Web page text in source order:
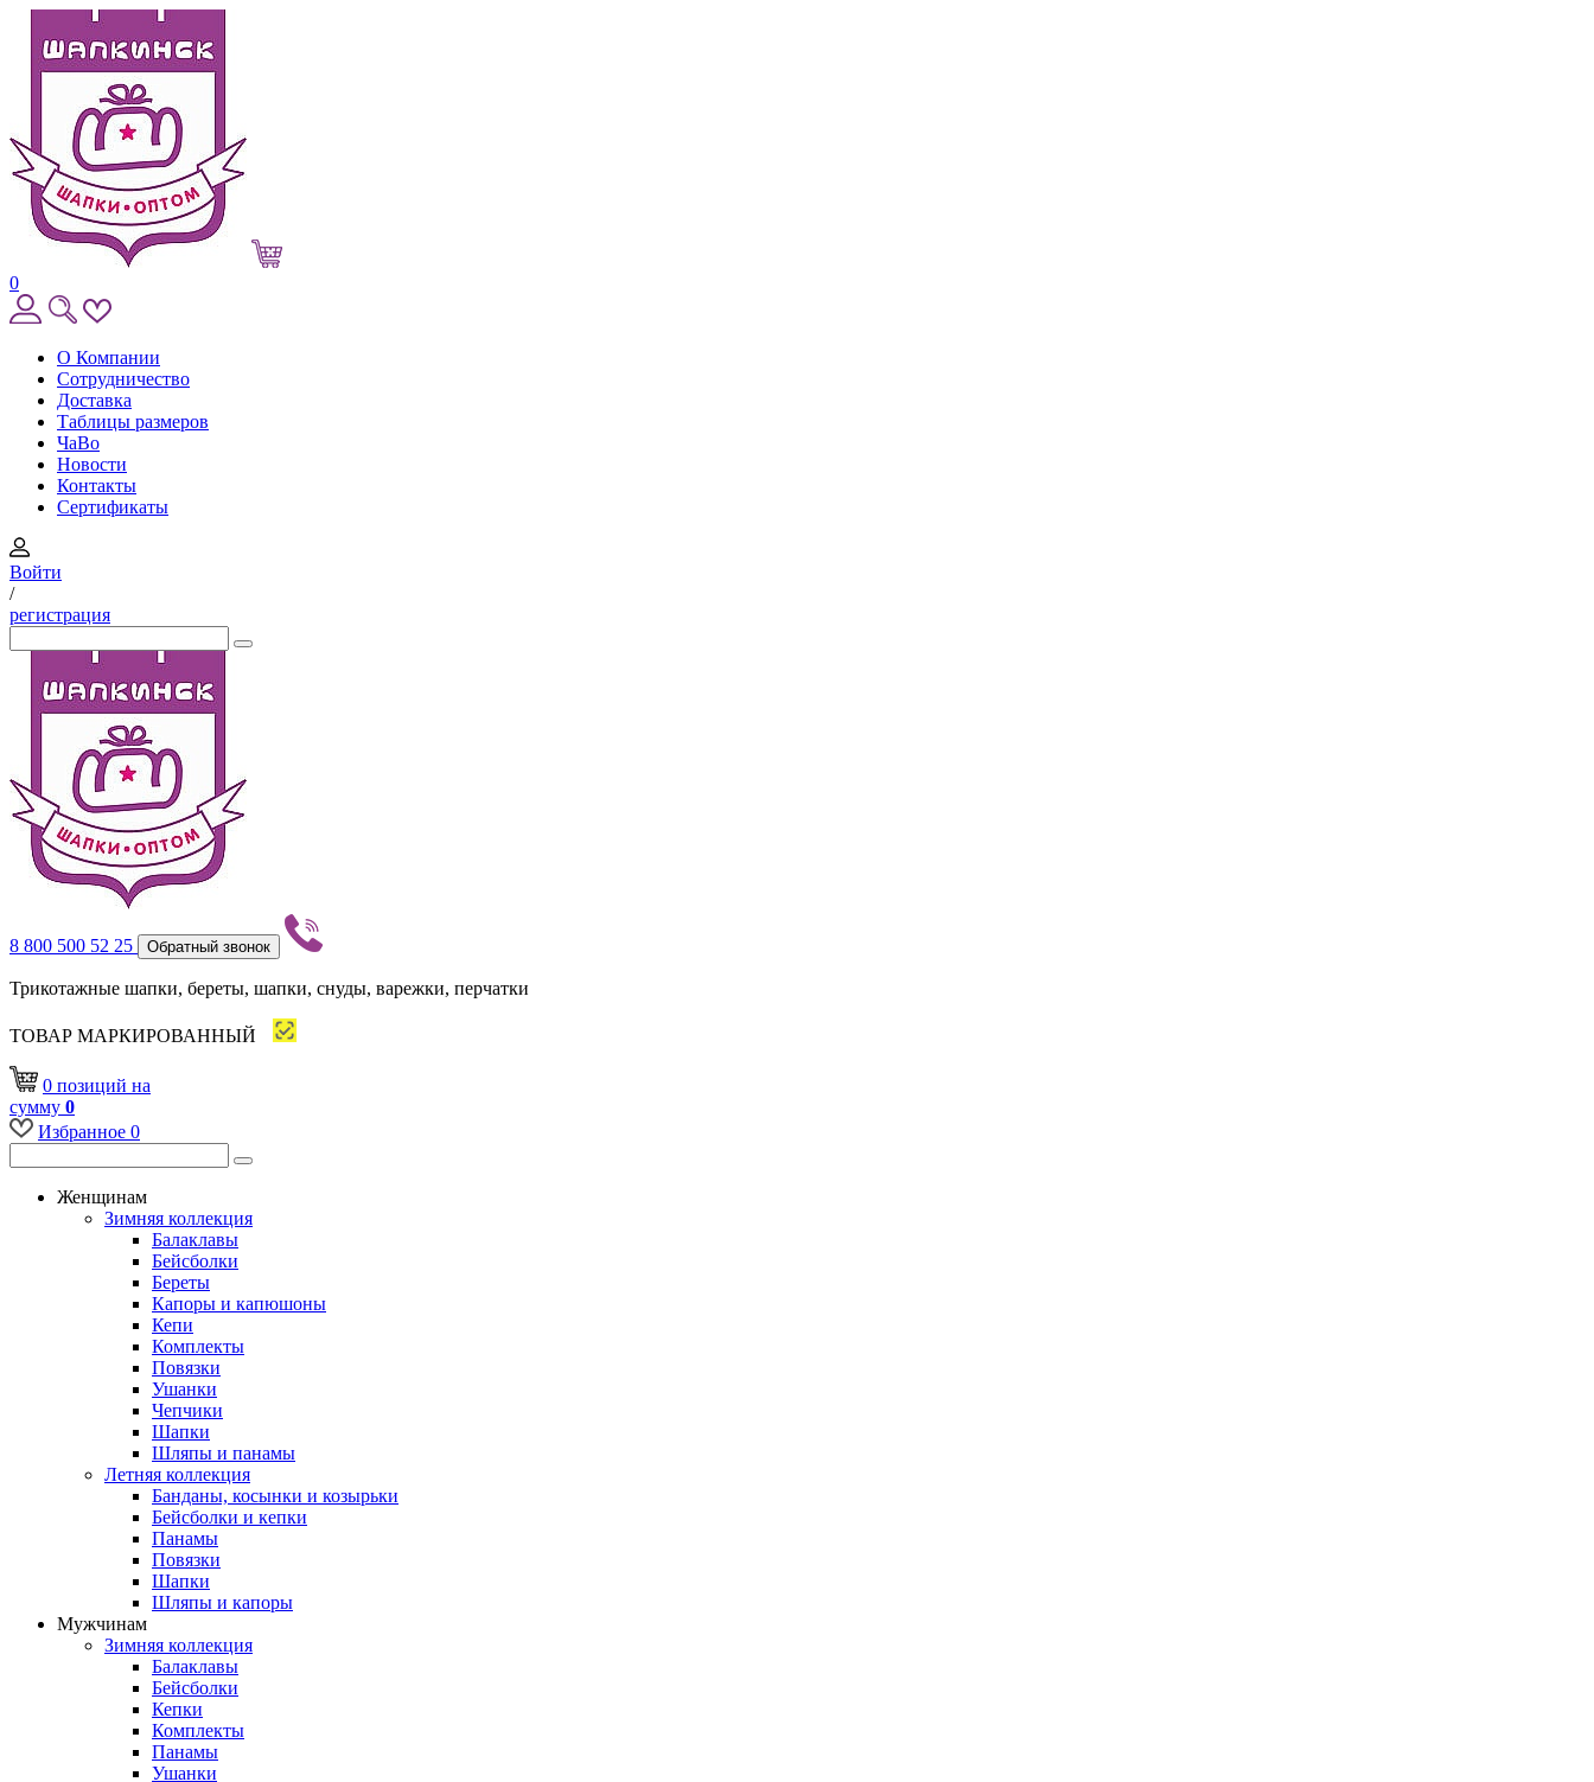
0
О Компании
Сотрудничество
Доставка
Таблицы размеров
ЧаВо
Новости
Контакты
Сертификаты
Войти
/
регистрация
8 800 500 52 25 Обратный звонок
Трикотажные шапки, береты, шапки, снуды, варежки, перчатки
ТОВАР МАРКИРОВАННЫЙ
0 позиций на
сумму 0
Избранное 0
Женщинам
Зимняя коллекция
Балаклавы
Бейсболки
Береты
Капоры и капюшоны
Кепи
Комплекты
Повязки
Ушанки
Чепчики
Шапки
Шляпы и панамы
Летняя коллекция
Банданы, косынки и козырьки
Бейсболки и кепки
Панамы
Повязки
Шапки
Шляпы и капоры
Мужчинам
Зимняя коллекция
Балаклавы
Бейсболки
Кепки
Комплекты
Панамы
Ушанки